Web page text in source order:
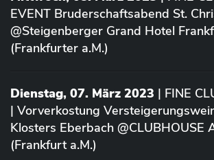
EVENT Bruderschaftsabend St.
@Steigenberger Grand Hotel
(Frankfurter a.M.)
Dienstag, 07. März 2023 | FINE
| Vorverkostung
Klosters Eberbach @CLUBHOUSE
(Frankfurt a.M.)